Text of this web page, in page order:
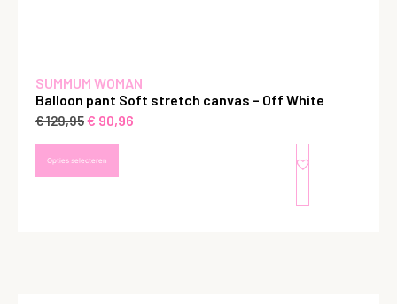
SUMMUM WOMAN
Balloon pant Soft stretch canvas – Off White
€129,95€ 90,96
Opties selecteren